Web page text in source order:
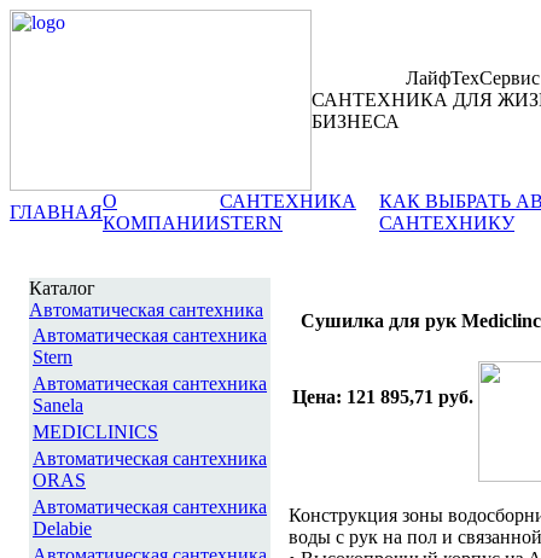
ЛайфТехСервис
САНТЕХНИКА ДЛЯ
БИЗНЕСА
ГЛАВНАЯ
О
КОМПАНИИ
САНТЕХНИКА
STERN
КАК ВЫБРАТЬ
САНТЕХНИКУ
Каталог
Автоматическая сантехника
Автоматическая сантехника
Stern
Автоматическая сантехника
Sanela
MEDICLINICS
Автоматическая сантехника
ORAS
Автоматическая сантехника
Delabie
Сушилка для рук
Цена: 121 895,71 руб.
Конструкция зоны
воды с рук на пол и